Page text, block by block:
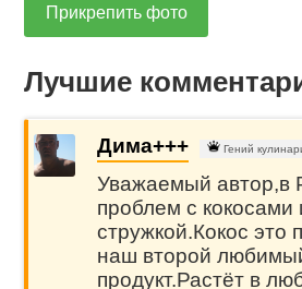
Прикрепить фото
Лучшие
Дима+++ Гений
Уважаемый автор,в
проблем с кокосами
стружкой.Кокос это
наш второй
продукт.Растёт в